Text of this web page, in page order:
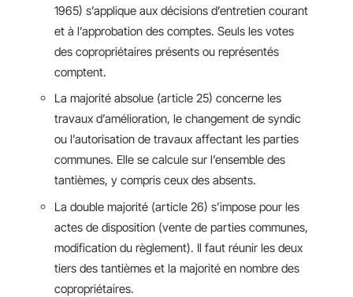
1965) s’applique aux décisions d’entretien courant
et à l’approbation des comptes. Seuls les votes
des copropriétaires présents ou représentés
comptent.
La majorité absolue (article 25) concerne les
travaux d’amélioration, le changement de syndic
ou l’autorisation de travaux affectant les parties
communes. Elle se calcule sur l’ensemble des
tantièmes, y compris ceux des absents.
La double majorité (article 26) s’impose pour les
actes de disposition (vente de parties communes,
modification du règlement). Il faut réunir les deux
tiers des tantièmes et la majorité en nombre des
copropriétaires.